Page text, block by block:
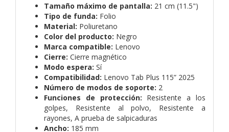
Tamaño máximo de pantalla: 21 cm (11.5")
Tipo de funda: Folio
Material: Poliuretano
Color del producto: Negro
Marca compatible: Lenovo
Cierre: Cierre magnético
Modo espera: Sí
Compatibilidad: Lenovo Tab Plus 115” 2025
Número de modos de soporte: 2
Funciones de protección: Resistente a los
golpes, Resistente al polvo, Resistente a
rayones, A prueba de salpicaduras
Ancho: 185 mm